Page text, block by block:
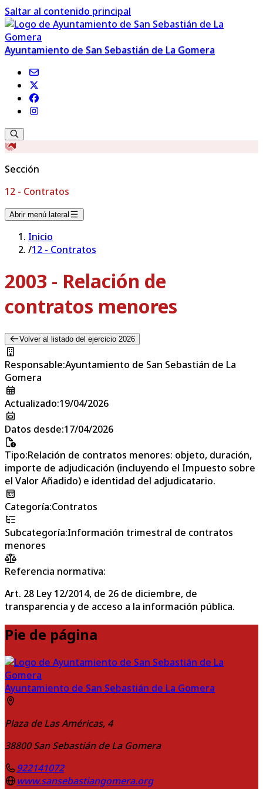
Saltar al contenido principal
Ayuntamiento de San Sebastián de La Gomera
Sección
12 - Contratos
Abrir menú lateral
Inicio
/12 - Contratos
2003 - Relación de
contratos menores
Volver al listado del ejercicio 2026
Responsable:Ayuntamiento de San Sebastián de La
Gomera
Actualizado:19/04/2026
Datos desde:17/04/2026
Tipo:Relación de contratos menores: objeto, duración,
importe de adjudicación (incluyendo el Impuesto sobre
el Valor Añadido) e identidad del adjudicatario.
Categoría:Contratos
Subcategoría:Información trimestral de contratos
menores
Referencia normativa:
Art. 28 Ley 12/2014, de 26 de diciembre, de
transparencia y de acceso a la información pública.
Pie de página
Ayuntamiento de San Sebastián de La Gomera
Plaza de Las Américas, 4
38800 San Sebastián de La Gomera
922141072
www.sansebastiangomera.org